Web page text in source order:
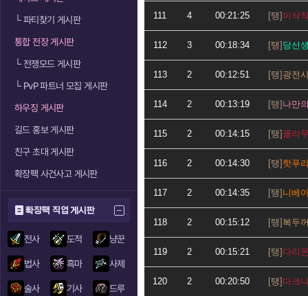
└파티찾기 게시판
통합 전장 게시판
└전쟁모드 게시판
└PvP 파트너 모집 게시판
하우징 게시판
길드 홍보 게시판
친구 초대 게시판
확장팩 사건사고 게시판
확장팩 직업 게시판
전사 도적 냥꾼
법사 흑마 사제
술사 기사 드루
111 4 00:21:25 이삭
112 3 00:18:34 당선
113 2 00:12:51 광전
114 2 00:13:19 나만
115 2 00:14:15 콜라
116 2 00:14:30 핫푸
117 2 00:14:35 니베
118 2 00:15:12 복두
119 2 00:15:21 다리
120 2 00:20:50 다크